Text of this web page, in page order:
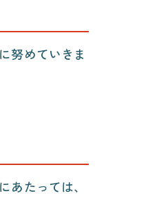
努めていきま
たっては、